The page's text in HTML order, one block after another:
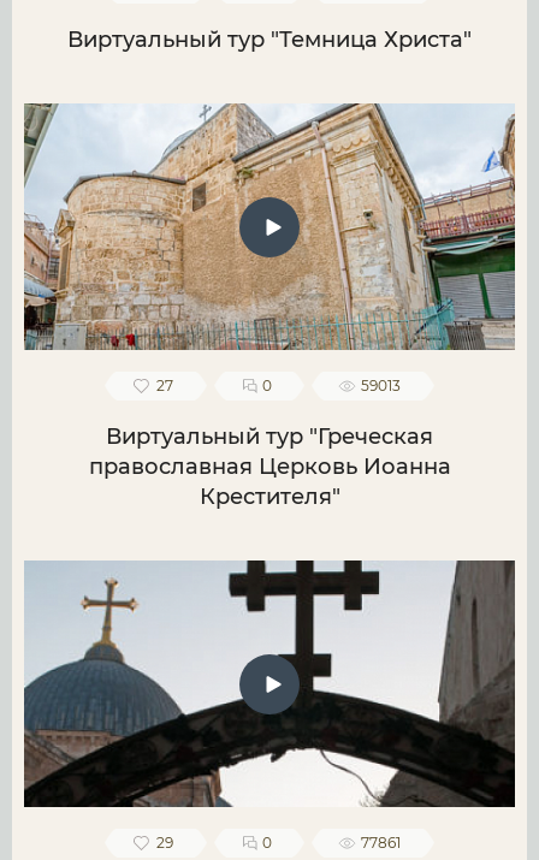
Виртуальный тур "Темница Христа"
27 0 59013
Виртуальный тур "Греческая
православная Церковь Иоанна
Крестителя"
29 0 77861